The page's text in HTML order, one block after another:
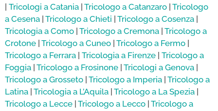
| Tricologi a Catania | Tricologo a Catanzaro | Tricologo
a Cesena | Tricologo a Chieti | Tricologo a Cosenza |
Tricologia a Como | Tricologo a Cremona | Tricologo a
Crotone | Tricologo a Cuneo | Tricologo a Fermo |
Tricologo a Ferrara | Tricologia a Firenze | Tricologo a
Foggia | Tricologo a Frosinone | Tricologi a Genova |
Tricologo a Grosseto | Tricologo a Imperia | Tricologo a
Latina | Tricologia a L’Aquila | Tricologo a La Spezia |
Tricologo a Lecce | Tricologo a Lecco | Tricologo a